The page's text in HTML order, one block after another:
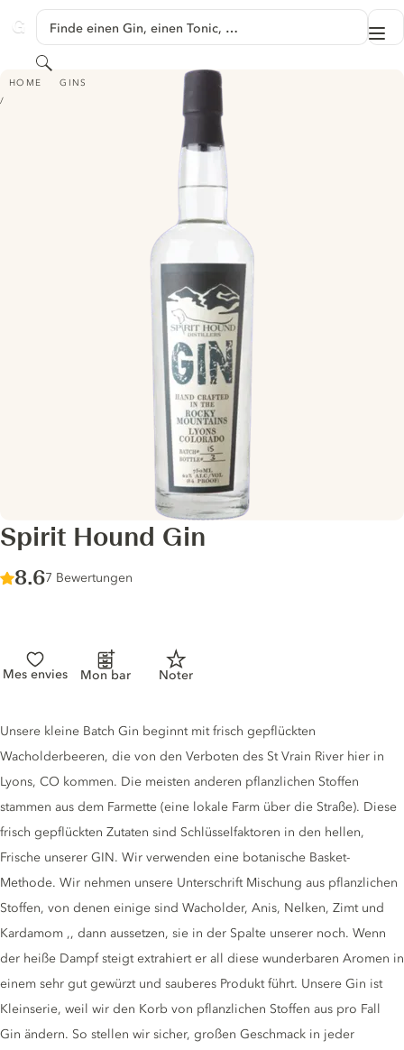
GINVENTORY
Finde einen Gin, einen Tonic, …
Suchen
HOME GINS
SPIRIT HOUND GIN
Spirit Hound Gin
Score :
8.6/ 10
7 Bewertungen
Mes envies Mon bar Noter
Gin description
Unsere kleine Batch Gin beginnt mit frisch gepflückten
Wacholderbeeren, die von den Verboten des St Vrain River hier in
Lyons, CO kommen. Die meisten anderen pflanzlichen Stoffen
stammen aus dem Farmette (eine lokale Farm über die Straße). Diese
frisch gepflückten Zutaten sind Schlüsselfaktoren in den hellen,
Frische unserer GIN. Wir verwenden eine botanische Basket-
Methode. Wir nehmen unsere Unterschrift Mischung aus pflanzlichen
Stoffen, von denen einige sind Wacholder, Anis, Nelken, Zimt und
Kardamom ,, dann aussetzen, sie in der Spalte unserer noch. Wenn
der heiße Dampf steigt extrahiert er all diese wunderbaren Aromen in
einem sehr gut gewürzt und sauberes Produkt führt. Unsere Gin ist
Kleinserie, weil wir den Korb von pflanzlichen Stoffen aus pro Fall
Gin ändern. So stellen wir sicher, großen Geschmack in jeder